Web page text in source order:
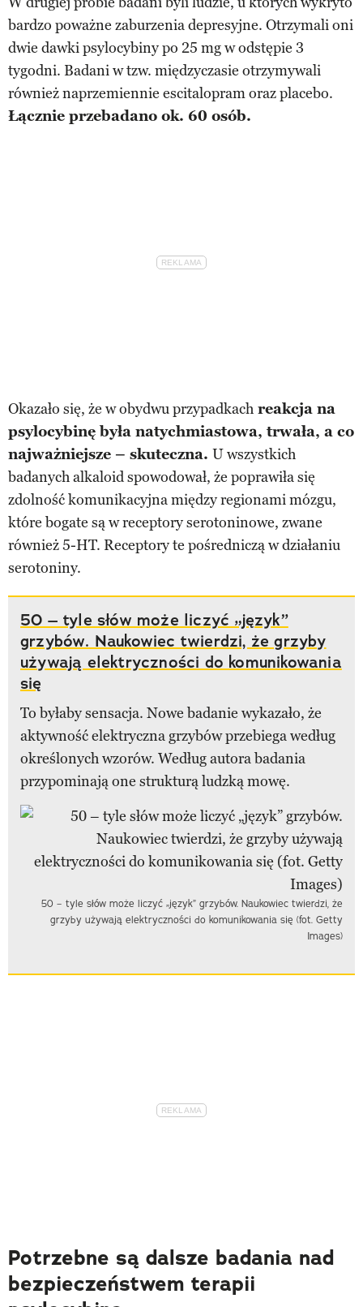
bardzo poważne zaburzenia depresyjne. Otrzymali oni
dwie dawki psylocybiny po 25 mg w odstępie 3
tygodni. Badani w tzw. międzyczasie otrzymywali
również naprzemiennie escitalopram oraz placebo.
Łącznie przebadano ok. 60 osób.
Okazało się, że w obydwu przypadkach reakcja na
psylocybinę była natychmiastowa, trwała, a co
najważniejsze – skuteczna. U wszystkich
badanych alkaloid spowodował, że poprawiła się
zdolność komunikacyjna między regionami mózgu,
które bogate są w receptory serotoninowe, zwane
również 5-HT. Receptory te pośredniczą w działaniu
serotoniny.
50 – tyle słów może liczyć „język”
grzybów. Naukowiec twierdzi, że grzyby
używają elektryczności do komunikowania
się
To byłaby sensacja. Nowe badanie wykazało, że
aktywność elektryczna grzybów przebiega według
określonych wzorów. Według autora badania
przypominają one strukturą ludzką mowę.
50 – tyle słów może liczyć „język” grzybów. Naukowiec twierdzi, że
grzyby używają elektryczności do komunikowania się (fot. Getty
Images)
Potrzebne są dalsze badania nad
bezpieczeństwem terapii